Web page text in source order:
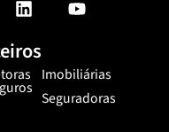
Imobiliárias
Seguradoras